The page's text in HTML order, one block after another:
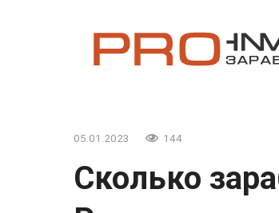
05.01.2023 144
Сколько